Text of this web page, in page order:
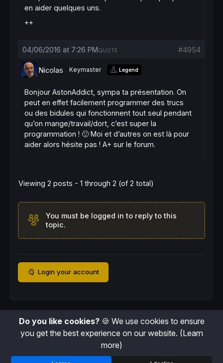
en aider quelques uns.
++
04/06/2016 at 7:26 PM #4954
QUOTE
Nicolas Keymaster Legend
Bonjour AstonAddict, sympa ta présentation. On
peut en effet facilement programmer des trucs
ou des bidules qui fonctionnent tout seul pendant
qu’on mange/travail/dort, c’est super la
programmation ! 🙂 Moi et d’autres on est là pour
aider alors hésite pas ! A+ sur le forum.
Viewing 2 posts - 1 through 2 (of 2 total)
You must be logged in to reply to this
topic.
Login your account
Do you like cookies?🍪 We use cookies to ensure
you get the best experience on our website. (Learn
more)